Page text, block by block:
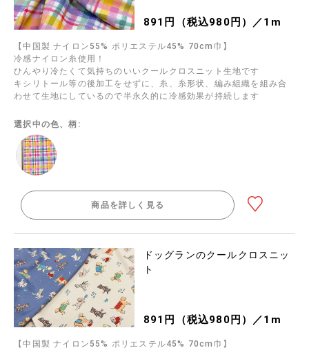
891円（税込980円）／1m
【中国製 ナイロン55% ポリエステル45% 70cm巾】
冷感ナイロン糸使用！
ひんやり冷たくて気持ちのいいクールクロスニット生地です
キシリトール等の後加工をせずに、糸、糸形状、編み組織を組み合
わせて生地にしているので半永久的に冷感効果が持続します
選択中の色、柄:
商品を詳しく見る
ドッグランのクールクロスニッ
ト
891円（税込980円）／1m
【中国製 ナイロン55% ポリエステル45% 70cm巾】